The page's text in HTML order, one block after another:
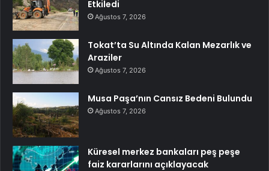
Etkiledi
Ağustos 7, 2026
Tokat’ta Su Altında Kalan Mezarlık ve
Araziler
Ağustos 7, 2026
Musa Paşa’nın Cansız Bedeni Bulundu
Ağustos 7, 2026
Küresel merkez bankaları peş peşe
faiz kararlarını açıklayacak